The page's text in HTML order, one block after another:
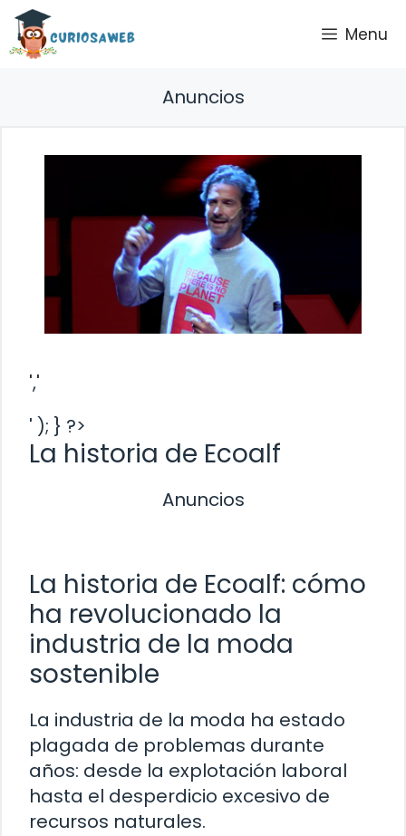
Saltar
contenido
Menu
Anuncios
','
' ); } ?>
La historia de Ecoalf
Anuncios
La historia de Ecoalf: cómo
ha revolucionado la
industria de la moda
sostenible
La industria de la moda ha estado
plagada de problemas durante
años: desde la explotación laboral
hasta el desperdicio excesivo de
recursos naturales.